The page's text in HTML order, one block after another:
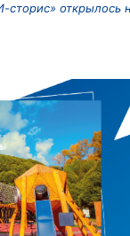
сторис» открылось